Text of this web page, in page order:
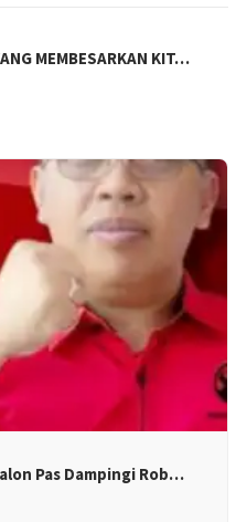
MEMBESARKAN KIT…
Pas Dampingi Rob…